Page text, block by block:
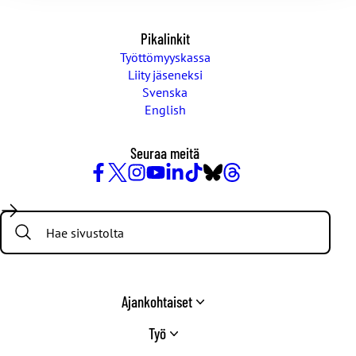
Pikalinkit
Työttömyyskassa
Liity jäseneksi
Svenska
English
Seuraa meitä
/
Twitter
Search:
Ajankohtaiset
Työ